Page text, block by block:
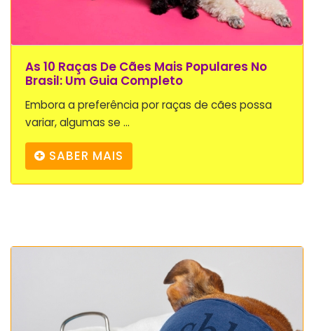
As 10 Raças De Cães Mais Populares No
Brasil: Um Guia Completo
Embora a preferência por raças de cães possa
variar, algumas se ...
SABER MAIS